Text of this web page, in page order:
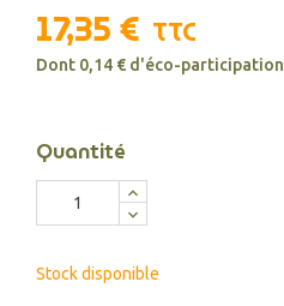
17,35 € TTC
Dont 0,14 € d'éco-participation
Quantité
Stock disponible